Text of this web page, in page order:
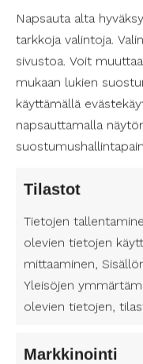
Napsauta alta
tarkkoja valintoja.
sivustoa. Voit
mukaan lukien
käyttämällä
napsauttamalla
Tilastot
Tietojen
olevien tietojen
mittaaminen,
Yleisöjen
olevien tietojen,
Markkinointi
Henkilökohtainen
Henkilökohtainen
harrastuksiin
monin eri tavoin –
siirtymisessä,
tavan osallistua
Suomen
tukena
Suomen
asiakaslähtöisiä
tavoitteena on